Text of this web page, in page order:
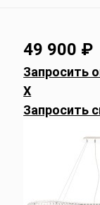
49 900 ₽
Запросить
X
Запросить